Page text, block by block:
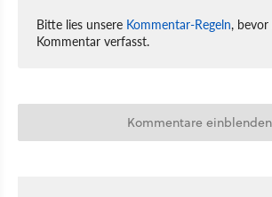
Bitte lies unsere Kommentar-Regeln,
Kommentar verfasst.
Kommentare einblenden